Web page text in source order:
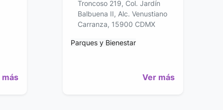
más
Troncoso 219, Col. Jardín
Balbuena II, Alc. Venustiano
Carranza, 15900 CDMX
Parques y Bienestar
Ver más